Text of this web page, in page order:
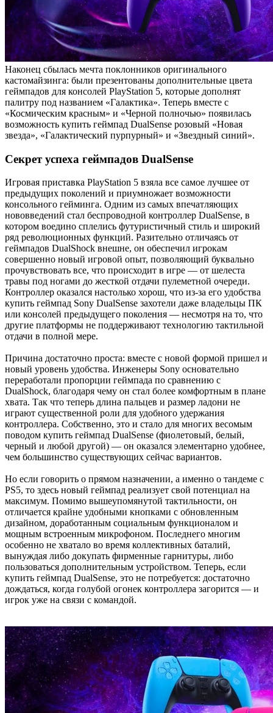
Наконец сбылась мечта поклонников оригинального
кастомайзинга: были презентованы дополнительные цвета
геймпадов для консолей PlayStation 5, которые дополнят
палитру под названием «Галактика». Теперь вместе с
«Космическим красным» и «Черной полночью» появилась
возможность купить геймпад DualSense розовый «Новая
звезда», «Галактический пурпурный» и «Звездный синий».
Секрет успеха геймпадов DualSense
Игровая приставка PlayStation 5 взяла все самое лучшее от
предыдущих поколений и приумножает возможности
консольного гейминга. Одним из самых впечатляющих
нововведений стал беспроводной контроллер DualSense, в
котором воедино сплелись футуристичный стиль и широкий
ряд революционных функций. Разительно отличаясь от
геймпадов DualShock внешне, он обеспечил игрокам
совершенно новый игровой опыт, позволяющий буквально
прочувствовать все, что происходит в игре — от шелеста
травы под ногами до жесткой отдачи пулеметной очереди.
Контроллер оказался настолько хорош, что из-за его удобства
купить геймпад Sony DualSense захотели даже владельцы ПК
или консолей предыдущего поколения — несмотря на то, что
другие платформы не поддерживают технологию тактильной
отдачи в полной мере.
Причина достаточно проста: вместе с новой формой пришел и
новый уровень удобства. Инженеры Sony основательно
переработали пропорции геймпада по сравнению с
DualShock, благодаря чему он стал более комфортным в плане
хвата. Так что теперь длина пальцев и размер ладони не
играют существенной роли для удобного удержания
контроллера. Собственно, это и стало для многих весомым
поводом купить геймпад DualSense (фиолетовый, белый,
черный и любой другой) — он оказался элементарно удобнее,
чем большинство существующих сейчас вариантов.
Но если говорить о прямом назначении, а именно о тандеме с
PS5, то здесь новый геймпад реализует свой потенциал на
максимум. Помимо вышеупомянутой тактильности, он
отличается крайне удобными кнопками с обновленным
дизайном, доработанным социальным функционалом и
мощным встроенным микрофоном. Последнего многим
особенно не хватало во время коллективных баталий,
вынуждая либо докупать фирменные гарнитуры, либо
пользоваться дополнительным устройством. Теперь, если
купить геймпад DualSense, это не потребуется: достаточно
дождаться, когда голубой огонек контроллера загорится — и
игрок уже на связи с командой.